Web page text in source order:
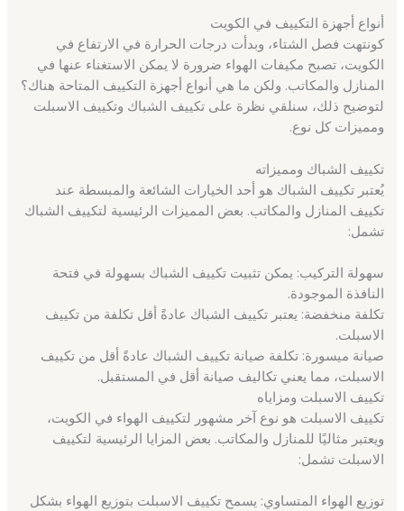
أنواع أجهزة التكييف في الكويت
كونتهت فصل الشتاء، وبدأت درجات الحرارة في الارتفاع في
الكويت، تصبح مكيفات الهواء ضرورة لا يمكن الاستغناء عنها في
المنازل والمكاتب. ولكن ما هي أنواع أجهزة التكييف المتاحة هناك؟
لتوضيح ذلك، سنلقي نظرة على تكييف الشباك وتكييف الاسبلت
ومميزات كل نوع.
تكييف الشباك ومميزاته
يُعتبر تكييف الشباك هو أحد الخيارات الشائعة والمبسطة عند
تكييف المنازل والمكاتب. بعض المميزات الرئيسية لتكييف الشباك
تشمل:
سهولة التركيب: يمكن تثبيت تكييف الشباك بسهولة في فتحة
النافذة الموجودة.
تكلفة منخفضة: يعتبر تكييف الشباك عادةً أقل تكلفة من تكييف
الاسبلت.
صيانة ميسورة: تكلفة صيانة تكييف الشباك عادةً أقل من تكييف
الاسبلت، مما يعني تكاليف صيانة أقل في المستقبل.
تكييف الاسبلت ومزاياه
تكييف الاسبلت هو نوع آخر مشهور لتكييف الهواء في الكويت،
ويعتبر مثاليًا للمنازل والمكاتب. بعض المزايا الرئيسية لتكييف
الاسبلت تشمل:
توزيع الهواء المتساوي: يسمح تكييف الاسبلت بتوزيع الهواء بشكل